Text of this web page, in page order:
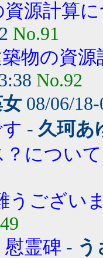
源計算
No.91
築物の資
No.92
08/06/
- 久珂あ
について
うござい
慰霊碑 -